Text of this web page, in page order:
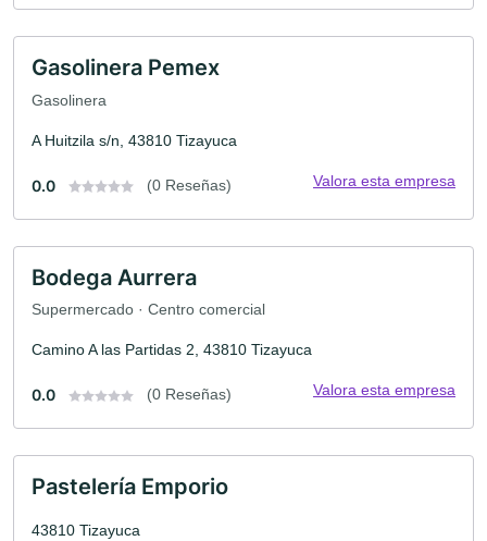
Gasolinera Pemex
Gasolinera
A Huitzila s/n, 43810 Tizayuca
0.0 (0 Reseñas) Valora esta empresa
Bodega Aurrera
Supermercado · Centro comercial
Camino A las Partidas 2, 43810 Tizayuca
0.0 (0 Reseñas) Valora esta empresa
Pastelería Emporio
43810 Tizayuca